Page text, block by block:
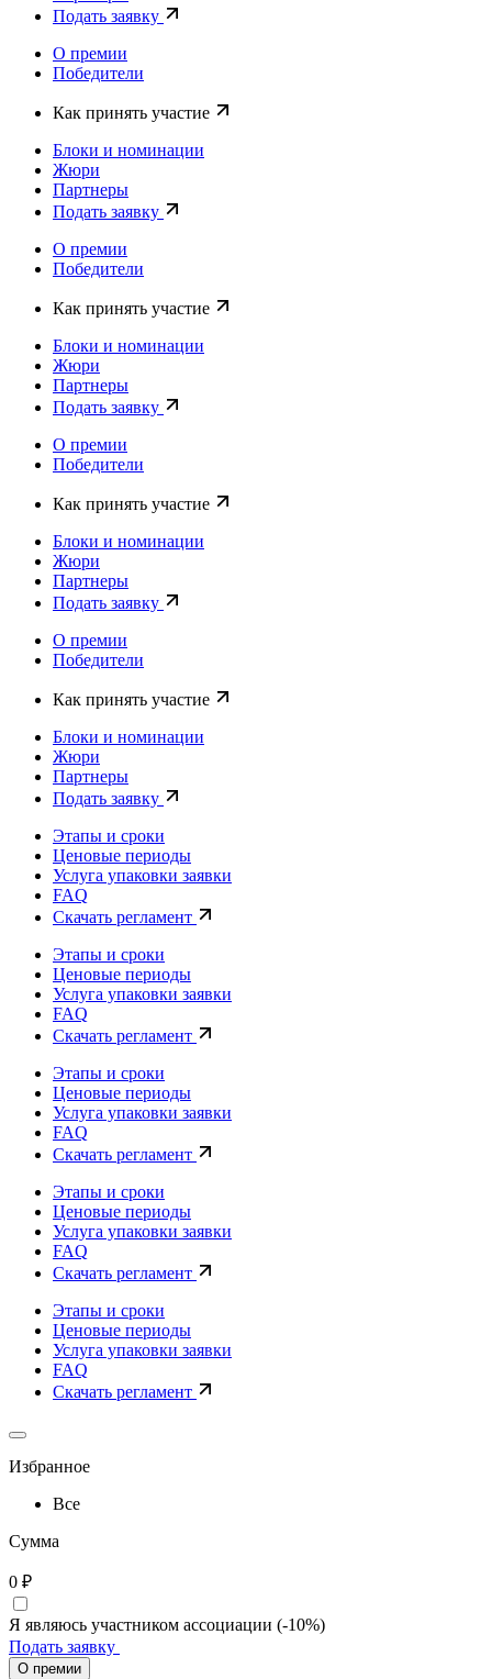
Подать заявку
О премии
Победители
Как принять участие
Блоки и номинации
Жюри
Партнеры
Подать заявку
О премии
Победители
Как принять участие
Блоки и номинации
Жюри
Партнеры
Подать заявку
О премии
Победители
Как принять участие
Блоки и номинации
Жюри
Партнеры
Подать заявку
О премии
Победители
Как принять участие
Блоки и номинации
Жюри
Партнеры
Подать заявку
Этапы и сроки
Ценовые периоды
Услуга упаковки заявки
FAQ
Скачать регламент
Этапы и сроки
Ценовые периоды
Услуга упаковки заявки
FAQ
Скачать регламент
Этапы и сроки
Ценовые периоды
Услуга упаковки заявки
FAQ
Скачать регламент
Этапы и сроки
Ценовые периоды
Услуга упаковки заявки
FAQ
Скачать регламент
Этапы и сроки
Ценовые периоды
Услуга упаковки заявки
FAQ
Скачать регламент
Избранное
Все
Сумма
0 ₽
Я являюсь участником ассоциации (-10%)
Подать заявку
О премии